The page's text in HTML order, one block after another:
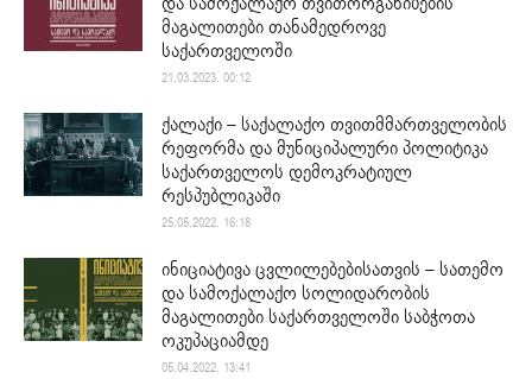
მაგალითები თანამედროვე
საქართველოში
21.03.2023. 00:12
ქალაქი – საქალაქო თვითმმართველობის
რეფორმა და მუნიციპალური პოლიტიკა
საქართველოს დემოკრატიულ
რესპუბლიკაში
25.05.2022. 16:18
ინიციატივა ცვლილებებისათვის – სათემო
და სამოქალაქო სოლიდარობის
მაგალითები საქართველოში საბჭოთა
ოკუპაციამდე
05.04.2022. 13:41